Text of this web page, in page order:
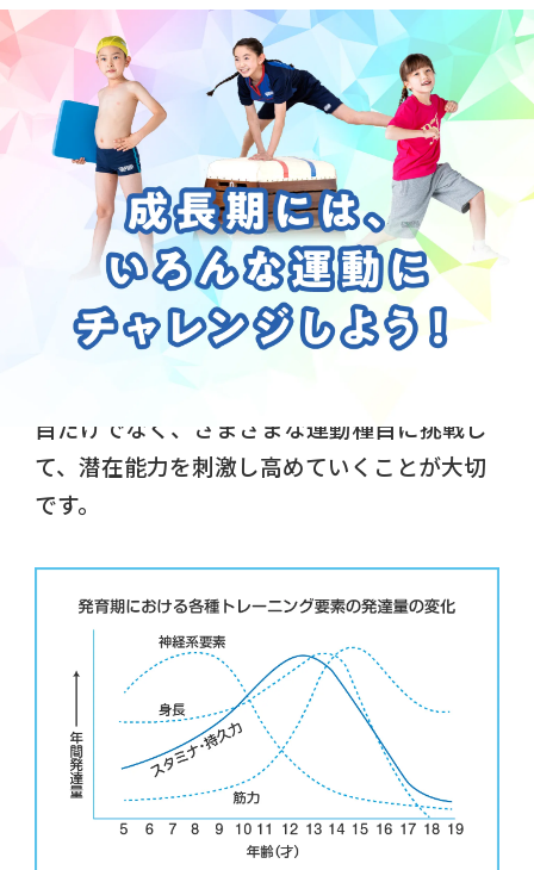
幼児期から児童期にかけての発育発達には、
めまぐるしいものがあります。
とくに神経系（脳、神経系および感覚器な
ど）の発達は、小学校高学年で成人の95%に
とされています。ひとつの運動種
目だけでなく、さまざまな運動種目に挑戦し
て、潜在能力を刺激し高めていくことが大切
です。